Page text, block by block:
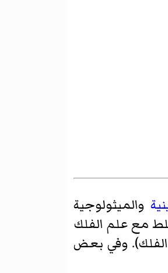
والميثولوجية
مع علم الفلك
وفي بعض